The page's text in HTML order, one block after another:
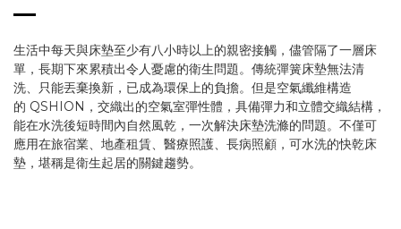
生活中每天與床墊至少有八小時以上的親密接觸，儘管隔了一層床
單，長期下來累積出令人憂慮的衛生問題。傳統彈簧床墊無法清
洗、只能丟棄換新，已成為環保上的負擔。但是空氣纖維構造
的 QSHION，交織出的空氣室彈性體，具備彈力和立體交織結構，
能在水洗後短時間內自然風乾，一次解決床墊洗滌的問題。不僅可
應用在旅宿業、地產租賃、醫療照護、長病照顧，可水洗的快乾床
墊，堪稱是衛生起居的關鍵趨勢。